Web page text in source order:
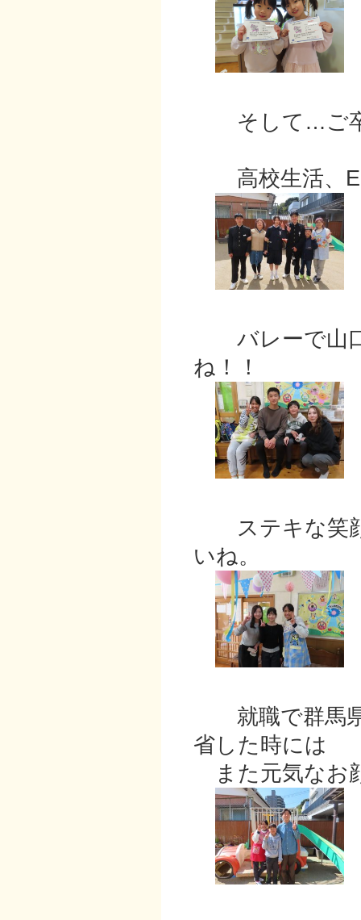
そして…ご卒
高校生活、
バレーで山口
ね！！
ステキな笑顔
いね。
就職で群馬県
省した時には
また元気なお